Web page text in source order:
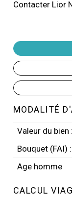
Contacter Lior
MODALITÉ
Valeur du bien :
Bouquet (FAI) :
Age homme
CALCUL